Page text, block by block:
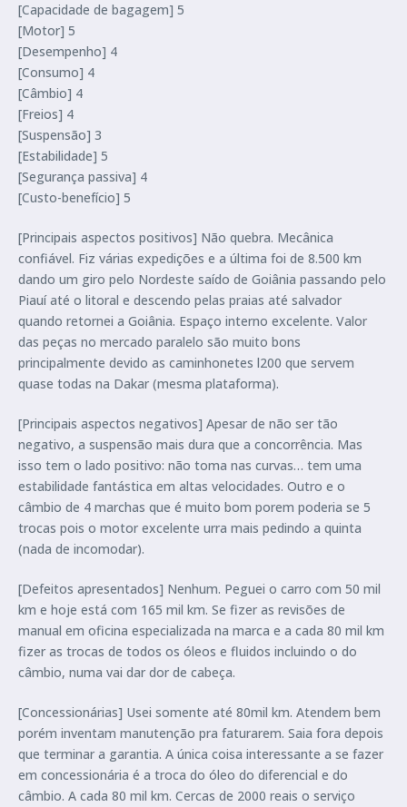
[Capacidade de bagagem] 5
[Motor] 5
[Desempenho] 4
[Consumo] 4
[Câmbio] 4
[Freios] 4
[Suspensão] 3
[Estabilidade] 5
[Segurança passiva] 4
[Custo-benefício] 5
[Principais aspectos positivos] Não quebra. Mecânica
confiável. Fiz várias expedições e a última foi de 8.500 km
dando um giro pelo Nordeste saído de Goiânia passando pelo
Piauí até o litoral e descendo pelas praias até salvador
quando retornei a Goiânia. Espaço interno excelente. Valor
das peças no mercado paralelo são muito bons
principalmente devido as caminhonetes l200 que servem
quase todas na Dakar (mesma plataforma).
[Principais aspectos negativos] Apesar de não ser tão
negativo, a suspensão mais dura que a concorrência. Mas
isso tem o lado positivo: não toma nas curvas… tem uma
estabilidade fantástica em altas velocidades. Outro e o
câmbio de 4 marchas que é muito bom porem poderia se 5
trocas pois o motor excelente urra mais pedindo a quinta
(nada de incomodar).
[Defeitos apresentados] Nenhum. Peguei o carro com 50 mil
km e hoje está com 165 mil km. Se fizer as revisões de
manual em oficina especializada na marca e a cada 80 mil km
fizer as trocas de todos os óleos e fluidos incluindo o do
câmbio, numa vai dar dor de cabeça.
[Concessionárias] Usei somente até 80mil km. Atendem bem
porém inventam manutenção pra faturarem. Saia fora depois
que terminar a garantia. A única coisa interessante a se fazer
em concessionária é a troca do óleo do diferencial e do
câmbio. A cada 80 mil km. Cercas de 2000 reais o serviço